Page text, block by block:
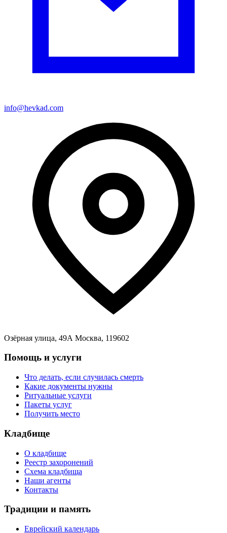
info@hevkad.com
Озёрная улица, 49А Москва, 119602
Помощь и услуги
Что делать, если случилась смерть
Какие документы нужны
Ритуальные услуги
Пакеты услуг
Получить место
Кладбище
О кладбище
Реестр захоронений
Схема кладбища
Наши агенты
Контакты
Традиции и память
Еврейский календарь